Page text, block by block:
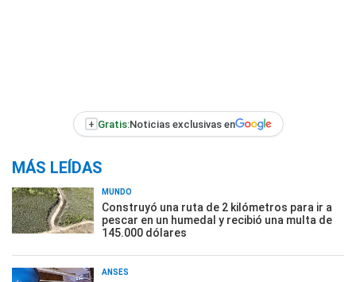
+ Gratis:Noticias exclusivas en
MÁS LEÍDAS
MUNDO
Construyó una ruta de 2 kilómetros para ir a
pescar en un humedal y recibió una multa de
145.000 dólares
ANSES